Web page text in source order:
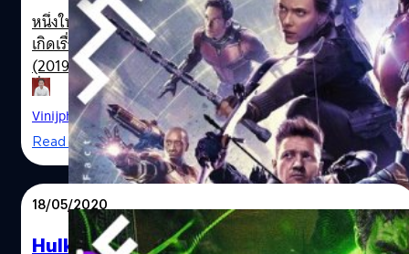
Marvel's Avengers
เขา (จากฉากที่หยุดเจ้า Thanos ได้ชั่วขณะในมหาสงคราม)
ซึ่งแฟน ๆ ก็อาจจะงงหน่อย…
ตั้ง 7 เดือน!
หนึ่งในหนังที่มาการคาดเดากันไปต่าง ๆ นานามากที่สุด ว่าจะ
เกิดเรื่องราวอะไรเกิดขึ้นบ้าง นั่นก็คือ Avengers: Endgame
(2019) ซึ่งเป็นตอนต่อของภาคก่อนหน้า Infinity War (2018)
ที่จบไว้ได้ค้างคาใจแฟน ๆ อย่างตั้งใจ เพื่อให้ Endgame
กลายเป็นปรากฎการณ์หนังที่มีผู้ชมตั้งตารอคอยมากที่สุด
และเปิดตัวด้วยรายได้สูงสุดซึ่งก็เป็นไปตามนั้นจริง ๆ ถ้าย้อน
กลับไปช่วงเวลาระหว่างปี 2018-2019 แฟน ๆ ก็เดากันไป
มากมายถึงบทสรุปของเรื่องราว และเกิดเจ้ากรมข่าวลือหลาย
สำนัก แต่มีอยู่สำนักนึงที่ทายถูกเยอะมากกว่าเจ้าอื่นอย่างน่า
ประหลาด บุคคลปริศนาที่ออกจะลึกลับด้วย เขาใช้ชื่อบัญชีว่า
Anonymous หรือผู้ไม่ประสงค์จะออกนาม (ก็ปริศนาจากชื่อที่
Vinijphat Kanyapong| 2245 days ago
Read More
18/05/2020
Hulk อาจจะเป็นตัวร้ายคนใหม่ของทีมฮีโร